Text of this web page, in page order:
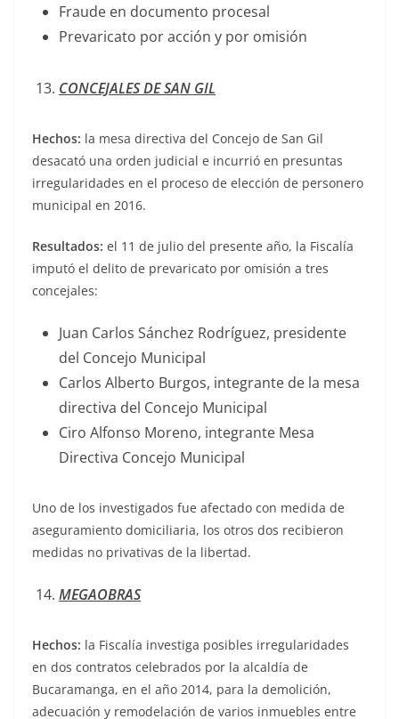
Fraude en documento procesal
Prevaricato por acción y por omisión
CONCEJALES DE SAN GIL
Hechos: la mesa directiva del Concejo de San Gil
desacató una orden judicial e incurrió en presuntas
irregularidades en el proceso de elección de personero
municipal en 2016.
Resultados: el 11 de julio del presente año, la Fiscalía
imputó el delito de prevaricato por omisión a tres
concejales:
Juan Carlos Sánchez Rodríguez, presidente
del Concejo Municipal
Carlos Alberto Burgos, integrante de la mesa
directiva del Concejo Municipal
Ciro Alfonso Moreno, integrante Mesa
Directiva Concejo Municipal
Uno de los investigados fue afectado con medida de
aseguramiento domiciliaria, los otros dos recibieron
medidas no privativas de la libertad.
MEGAOBRAS
Hechos: la Fiscalía investiga posibles irregularidades
en dos contratos celebrados por la alcaldía de
Bucaramanga, en el año 2014, para la demolición,
adecuación y remodelación de varios inmuebles entre